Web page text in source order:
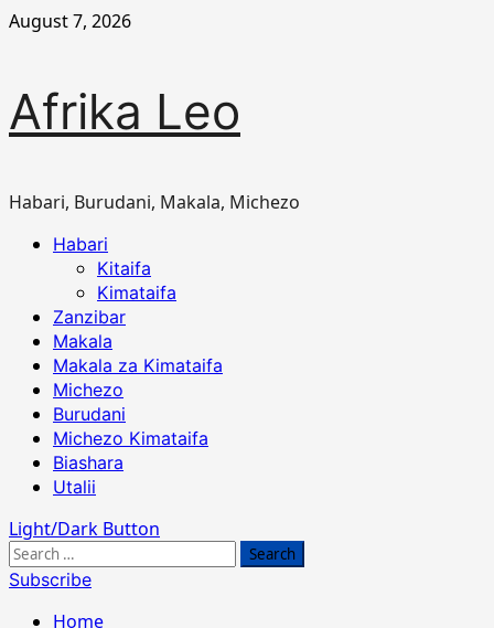
Skip
August 7, 2026
Afrika Leo
Habari, Burudani, Makala, Michezo
PrimaryHabari
Kitaifa
Kimataifa
Zanzibar
Makala
Makala za Kimataifa
Michezo
Burudani
Michezo Kimataifa
Biashara
Utalii
Light/Dark Button
Search
for:
Subscribe
Home